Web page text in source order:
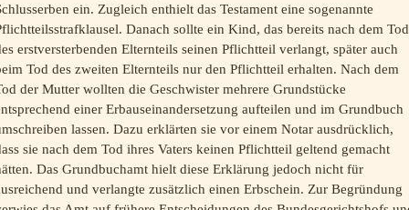
ein. Zugleich enthielt das Testament eine sogenannte
Danach sollte ein Kind, das bereits nach dem Tod
erstversterbenden Elternteils seinen Pflichtteil verlangt, später auch
Tod des zweiten Elternteils nur den Pflichtteil erhalten. Nach dem
der Mutter wollten die Geschwister mehrere Grundstücke
einer Erbauseinandersetzung aufteilen und im Grundbuch
lassen. Dazu erklärten sie vor einem Notar ausdrücklich,
sie nach dem Tod ihres Vaters keinen Pflichtteil geltend gemacht
Das Grundbuchamt hielt diese Erklärung jedoch nicht für
und verlangte zusätzlich einen Erbschein. Zur Begründung